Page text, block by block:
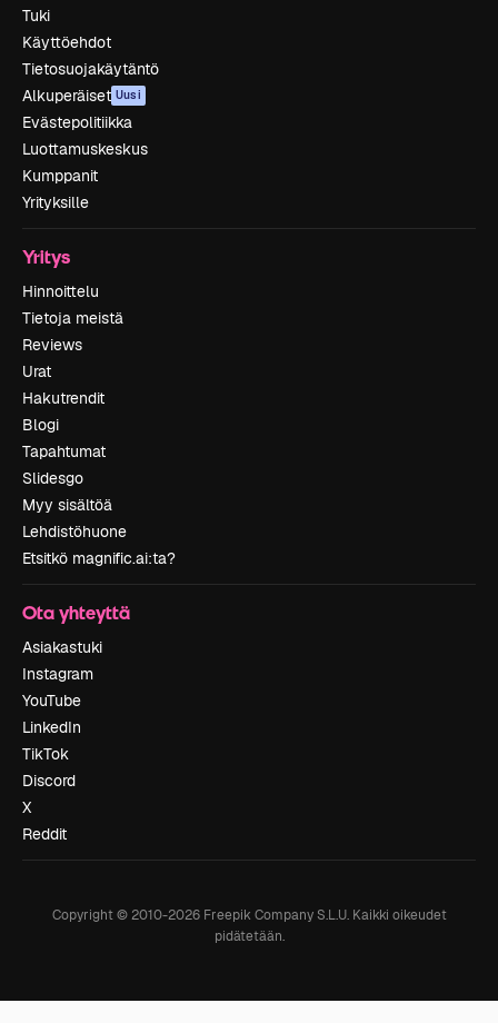
Tuki
Käyttöehdot
Tietosuojakäytäntö
Alkuperäiset Uusi
Evästepolitiikka
Luottamuskeskus
Kumppanit
Yrityksille
Yritys
Hinnoittelu
Tietoja meistä
Reviews
Urat
Hakutrendit
Blogi
Tapahtumat
Slidesgo
Myy sisältöä
Lehdistöhuone
Etsitkö magnific.ai:ta?
Ota yhteyttä
Asiakastuki
Instagram
YouTube
LinkedIn
TikTok
Discord
X
Reddit
Copyright © 2010-2026Freepik Company S.L.U. Kaikki oikeudet
pidätetään.